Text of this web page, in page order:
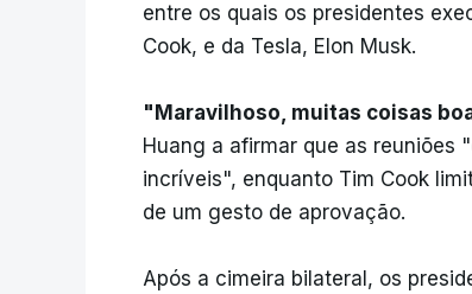
entre os quais os presidentes
Cook, e da Tesla, Elon Musk.
"Maravilhoso, muitas coisas
Huang a afirmar que as reuniões
incríveis", enquanto Tim Cook
de um gesto de aprovação.
Após a cimeira bilateral, os